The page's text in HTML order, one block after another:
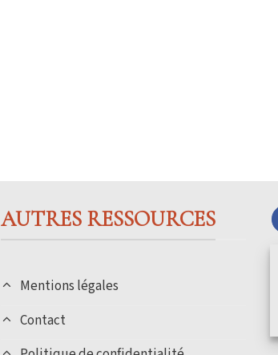
AUTRES RESSOURCES
Mentions légales
Contact